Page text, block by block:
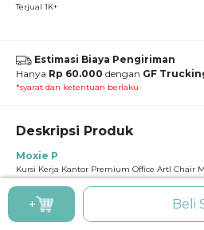
Terjual 1K+
Estimasi Biaya Pengiriman
Hanya Rp 60.000 dengan GF
*syarat dan ketentuan berlaku
Deskripsi Produk
Moxie P
Kursi Kerja Kantor Premium Office Artl Chair
Material Syntethic Leather
+ Beli